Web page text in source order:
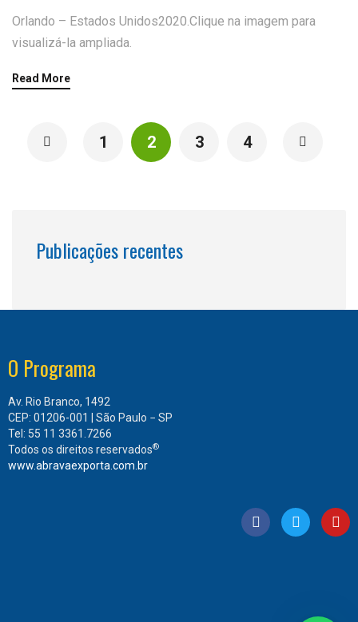
Orlando – Estados Unidos2020.Clique na imagem para
visualizá-la ampliada.
Read More
1 2 3 4
Publicações recentes
O Programa
Av. Rio Branco, 1492
CEP: 01206-001 | São Paulo − SP
Tel: 55 11 3361.7266
Todos os direitos reservados®
www.abravaexporta.com.br